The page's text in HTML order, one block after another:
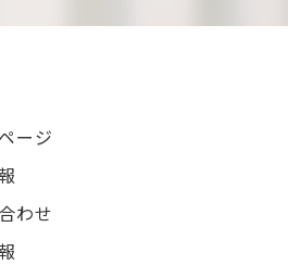
ージ
わせ